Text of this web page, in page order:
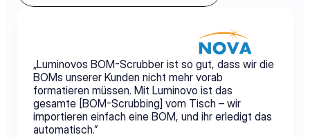
„Luminovos BOM-Scrubber ist so gut, dass wir die
BOMs unserer Kunden nicht mehr vorab
formatieren müssen. Mit Luminovo ist das
gesamte [BOM-Scrubbing] vom Tisch – wir
importieren einfach eine BOM, und ihr erledigt das
automatisch.”